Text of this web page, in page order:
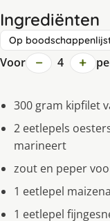
Ingrediënten
Op
Voor − 4 +
300 gram kipfilet
2 eetlepels
marineert
zout en peper
1 eetlepel
1 eetlepel